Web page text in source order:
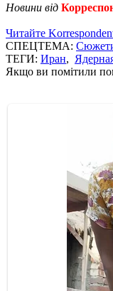
Новини від
Читайте
СПЕЦТЕМА:
ТЕГИ: Иран,
Якщо ви помітили